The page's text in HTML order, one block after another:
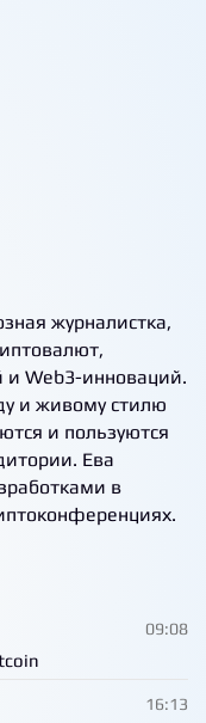
журналистка,
Web3-инноваций.
и живому стилю
и пользуются
Ева
в
09:08
16:13